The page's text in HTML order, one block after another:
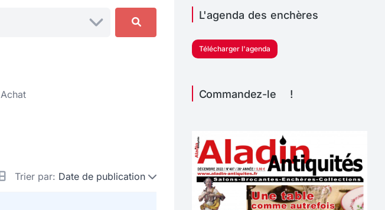
Achat
Trier par: Date de publication
L'agenda des enchères
Télécharger l'agenda
Commandez-le !